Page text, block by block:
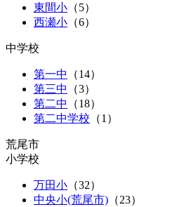
東間小 （5）
西瀬小 （6）
中学校
第一中 （14）
第三中
（3）
第二中
（18）
第二中学校 （1）
荒尾市
小学校
万田小 （32）
中央小(荒尾市) （23）